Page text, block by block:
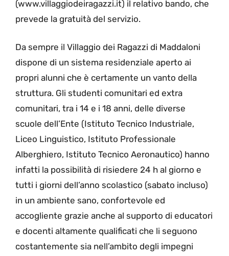
(www.villaggiodeiragazzi.it) il relativo bando, che
prevede la gratuità del servizio.
Da sempre il Villaggio dei Ragazzi di Maddaloni
dispone di un sistema residenziale aperto ai
propri alunni che è certamente un vanto della
struttura. Gli studenti comunitari ed extra
comunitari, tra i 14 e i 18 anni, delle diverse
scuole dell’Ente (Istituto Tecnico Industriale,
Liceo Linguistico, Istituto Professionale
Alberghiero, Istituto Tecnico Aeronautico) hanno
infatti la possibilità di risiedere 24 h al giorno e
tutti i giorni dell’anno scolastico (sabato incluso)
in un ambiente sano, confortevole ed
accogliente grazie anche al supporto di educatori
e docenti altamente qualificati che li seguono
costantemente sia nell’ambito degli impegni